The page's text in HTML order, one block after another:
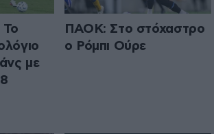
Το
με
ΠΑΟΚ: Στο στόχαστρο
ο Ρόμπι Ούρε